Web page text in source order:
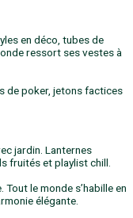
en déco, tubes de
ressort ses vestes à
de poker, jetons factices
jardin. Lanternes
fruités et playlist chill.
Tout le monde s’habille en
élégante.